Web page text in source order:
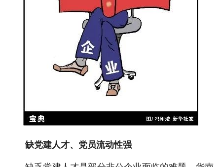
缺党建人才、党员流动性强